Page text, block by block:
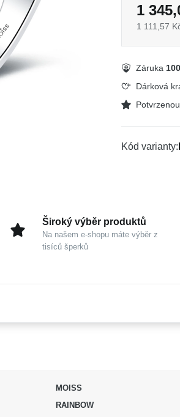
1
1 111,57
Záruka
Dárková
Kód varianty
Široký výběr produktů
Na našem e-shopu máte výběr z
tisíců šperků
MOISS
RAINBOW